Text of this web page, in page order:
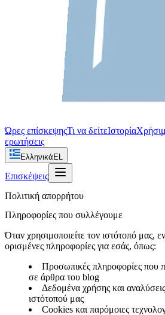
Ώρες επίσκεψηςΤι να δείτεΙστορία
ερωτήσεις
Ελληνικά EL
Επισκέψεις
Πολιτική απορρήτου
Πληροφορίες που συλλέγουμε
Όταν χρησιμοποιείτε τον ιστότοπό μας,
ορισμένες πληροφορίες για εσάς, όπως:
Προσωπικές πληροφορίες που
σε άρθρα του blog
Δεδομένα χρήσης και
ιστότοπού μας
Cookies και παρόμοιες